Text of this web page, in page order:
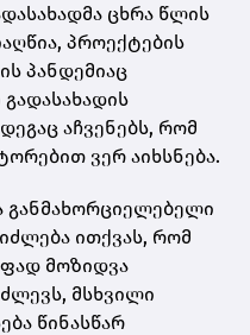
ცხრა წლის
პროექტების
პანდემიაც
აჩვენებს, რომ
ვერ აიხსნება.
განმახორციელებელი
ითქვას, რომ
მოზიდვა
მსხვილი
წინასწარ